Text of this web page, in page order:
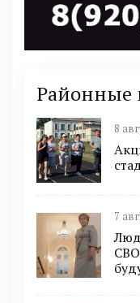
Районные
8
7